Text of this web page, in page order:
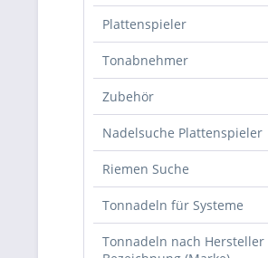
Plattenspieler
Tonabnehmer
Zubehör
Nadelsuche Plattenspieler
Riemen Suche
Tonnadeln für Systeme
Tonnadeln nach Hersteller